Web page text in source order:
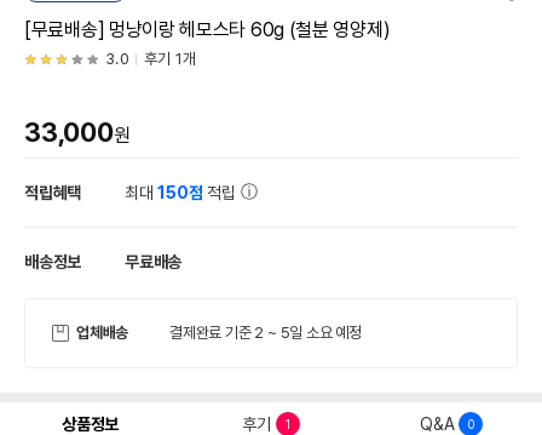
[무료배송] 멍냥이랑 헤모스타 60g (철분 영양제)
3.0 후기 1개
33,000원
적립혜택 최대150점 적립
배송정보 무료배송
업체배송 결제완료 기준 2 ~ 5일 소요 예정
상품정보 후기 1 Q&A 0